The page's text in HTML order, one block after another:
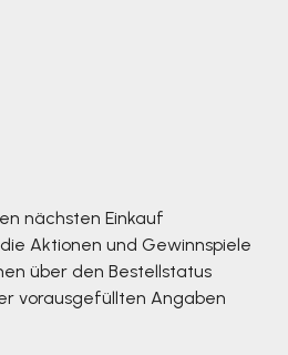
nächsten Einkauf
Aktionen und Gewinnspiele
über den Bestellstatus
vorausgefüllten Angaben